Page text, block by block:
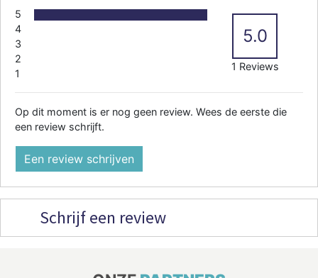
5
4
3
2
1
5.0
1 Reviews
Op dit moment is er nog geen review. Wees de eerste die
een review schrijft.
Een review schrijven
Schrijf een review